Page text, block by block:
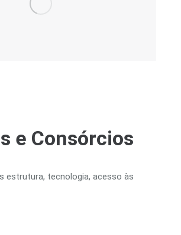
e Consórcios
estrutura, tecnologia, acesso às